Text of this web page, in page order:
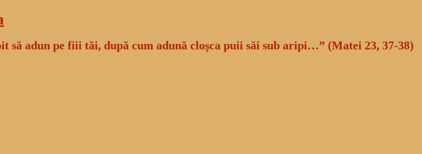
adun pe fiii tăi, după cum adună cloşca puii săi sub aripi…” (Matei 23, 37-38)